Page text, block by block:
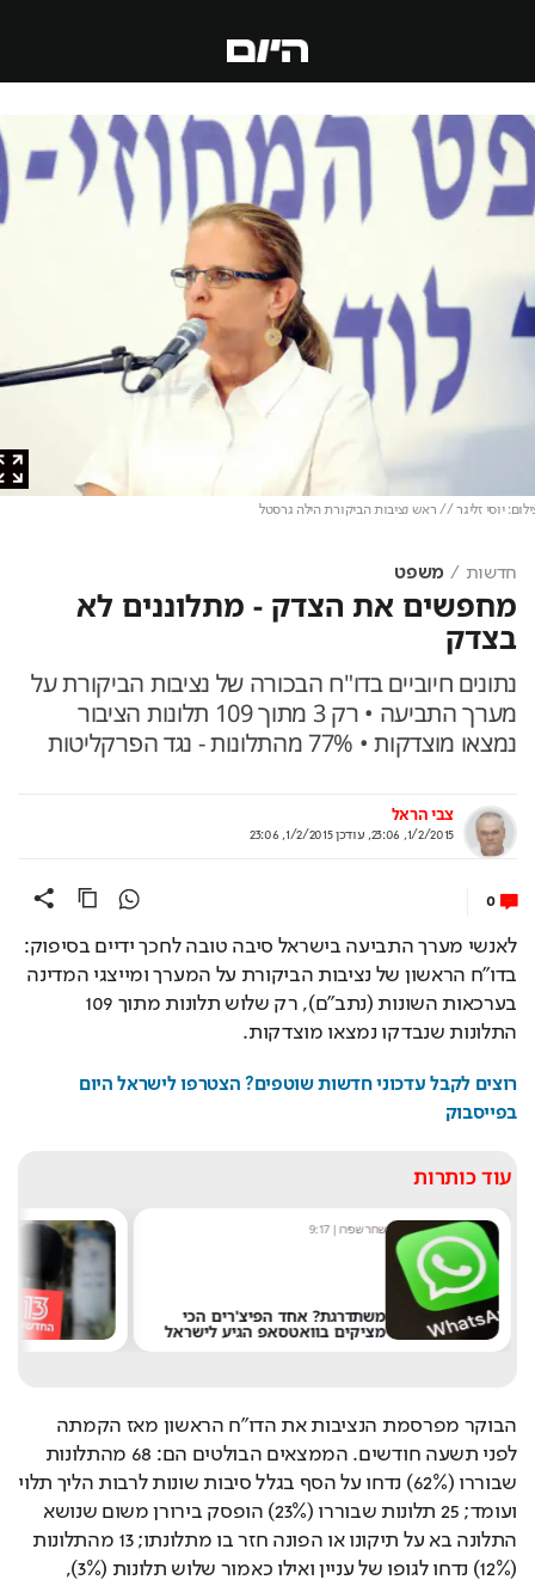
יוסי זליגר // ראש נציבות הביקורת הילה גרסטל
חדשות משפט
מחפשים את הצדק - מתלוננים לא
בצדק
נתונים חיוביים בדו"ח הבכורה של נציבות הביקורת על
מערך התביעה • רק 3 מתוך 109 תלונות הציבור
נמצאו מוצדקות • 77% מהתלונות - נגד הפרקליטות
צבי הראל
1/2/2015, 23:06
,עודכן1/2/2015, 23:06
0
לאנשי מערך התביעה בישראל סיבה טובה לחכך ידיים בסיפוק:
בדו"ח הראשון של נציבות הביקורת על המערך ומייצגי המדינה
בערכאות השונות (נתב"ם), רק שלוש תלונות מתוך 109
התלונות שנבדקו נמצאו מוצדקות.
רוצים לקבל עדכוני חדשות שוטפים? הצטרפו לישראל היום
בפייסבוק
עוד כותרות
שחר שפירו|
9:17
משתדרגת? אחד הפיצ'רים הכי
מציקים בוואטסאפ הגיע לישראל
הבוקר מפרסמת הנציבות את הדו"ח הראשון מאז הקמתה
לפני תשעה חודשים. הממצאים הבולטים הם: 68 מהתלונות
שבוררו (62%) נדחו על הסף בגלל סיבות שונות לרבות הליך תלוי
ועומד; 25 תלונות שבוררו (23%) הופסק בירורן משום שנושא
התלונה בא על תיקונו או הפונה חזר בו מתלונתו; 13 מהתלונות
(12%) נדחו לגופו של עניין ואילו כאמור שלוש תלונות (3%),